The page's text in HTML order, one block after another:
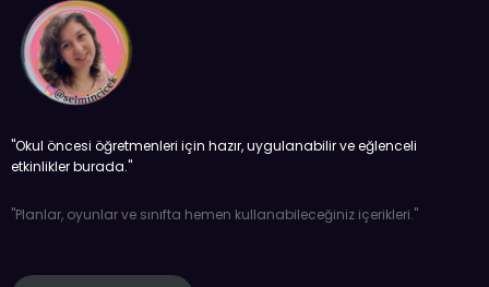
''Okul öncesi öğretmenleri için hazır, uygulanabilir ve eğlenceli
etkinlikler burada.''
''Planlar, oyunlar ve sınıfta hemen kullanabileceğiniz içerikleri.''